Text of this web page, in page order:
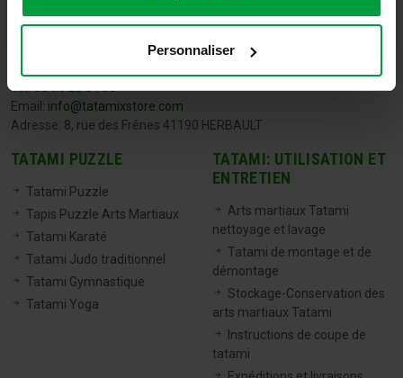
Personnaliser
Tel:06 71 20 04 30
Email: info@tatamixstore.com
Adresse: 8, rue des Frênes 41190 HERBAULT
TATAMI PUZZLE
Tatami Puzzle
Tapis Puzzle Arts Martiaux
Tatami Karaté
Tatami Judo traditionnel
Tatami Gymnastique
Tatami Yoga
TATAMI: UTILISATION ET
ENTRETIEN
Arts martiaux Tatami
nettoyage et lavage
Tatami de montage et de
démontage
Stockage-Conservation des
arts martiaux Tatami
Instructions de coupe de
tatami